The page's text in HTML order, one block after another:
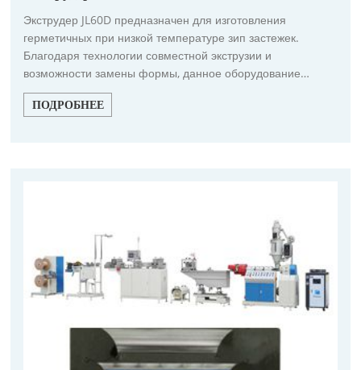
Экструдер JL60D предназначен для изготовления
герметичных при низкой температуре зип застежек.
Благодаря технологии совместной экструзии и
возможности замены формы, данное оборудование
позволяет производить застежки различных видов и
цветов.
ПОДРОБНЕЕ